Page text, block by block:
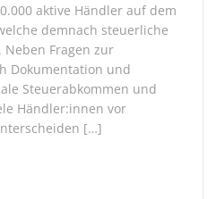
aktive Händler auf dem
demnach steuerliche
Fragen zur
Dokumentation und
Steuerabkommen und
Händler:innen vor
[…]